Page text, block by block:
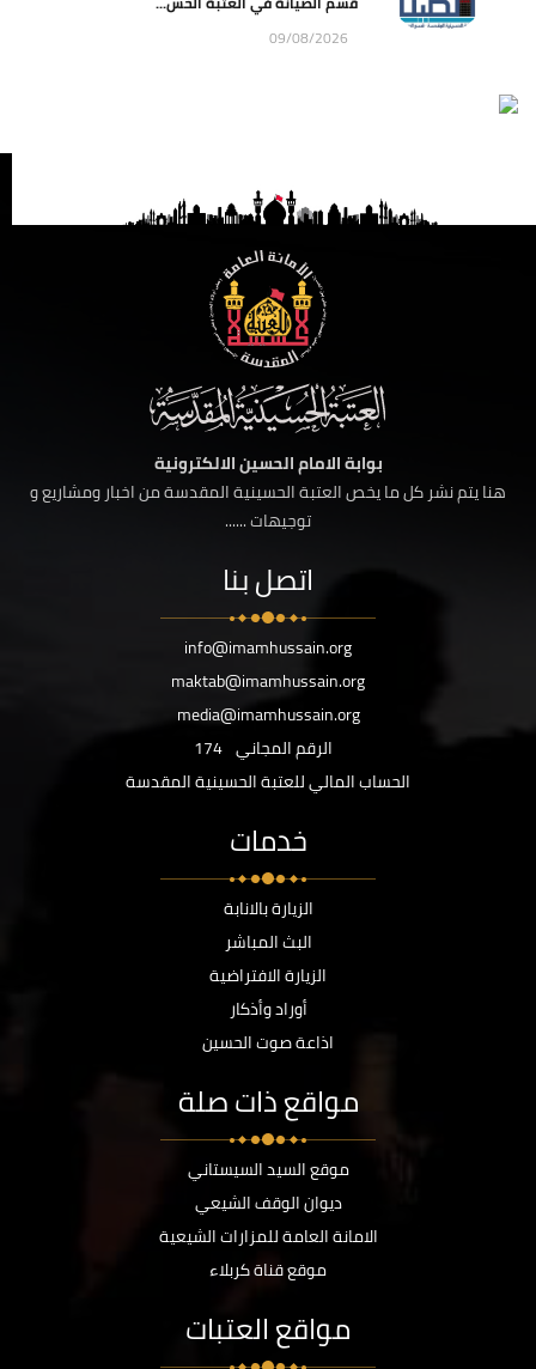
09/08/2026
بوابة الامام الحسين الالكترونية
هنا يتم نشر كل ما يخص العتبة الحسينية المقدسة من اخبار ومشاريع و
توجيهات ......
اتصل بنا
info@imamhussain.org
maktab@imamhussain.org
media@imamhussain.org
الرقم المجاني 174
الحساب المالي للعتبة الحسينية المقدسة
خدمات
الزيارة بالانابة
البث المباشر
الزيارة الافتراضية
أوراد وأذكار
اذاعة صوت الحسين
مواقع ذات صلة
موقع السيد السيستاني
ديوان الوقف الشيعي
الامانة العامة للمزارات الشيعية
موقع قناة كربلاء
مواقع العتبات